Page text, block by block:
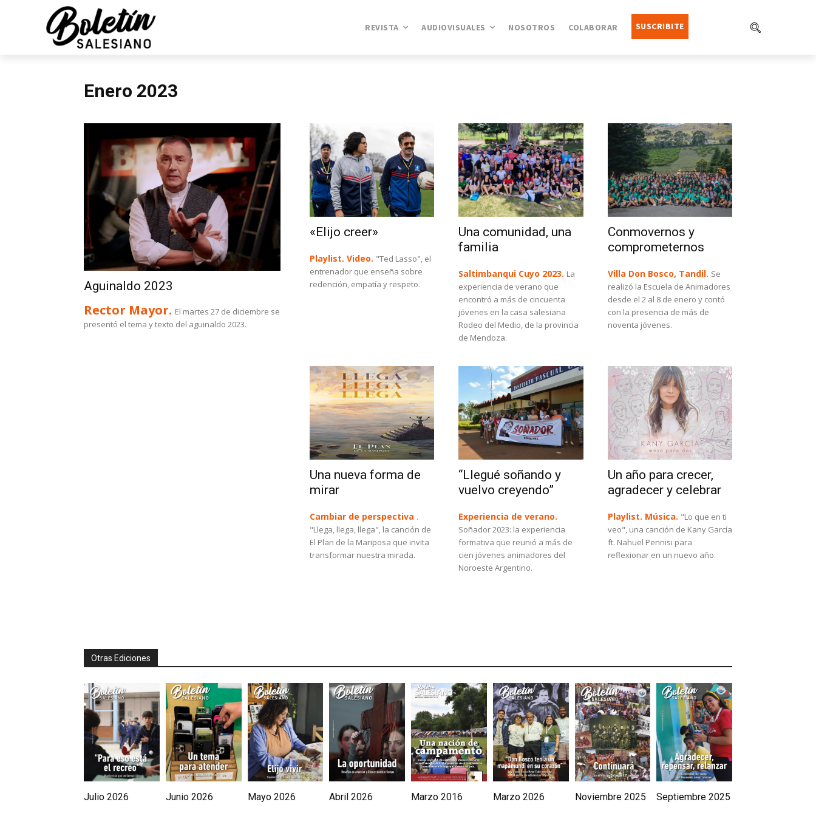
REVISTA AUDIOVISUALES NOSOTROS COLABORAR SUSCRIBITE
Enero 2023
Aguinaldo 2023
Rector Mayor. El martes 27 de diciembre se
presentó el tema y texto del aguinaldo 2023.
«Elijo creer»
Playlist. Video. "Ted Lasso", el
entrenador que enseña sobre
redención, empatía y respeto.
Una comunidad, una
familia
Saltimbanqui Cuyo 2023. La
experiencia de verano que
encontró a más de cincuenta
jóvenes en la casa salesiana
Rodeo del Medio, de la provincia
de Mendoza.
Conmovernos y
comprometernos
Villa Don Bosco, Tandil. Se
realizó la Escuela de Animadores
desde el 2 al 8 de enero y contó
con la presencia de más de
noventa jóvenes.
Una nueva forma de
mirar
Cambiar de perspectiva .
"Llega, llega, llega", la canción de
El Plan de la Mariposa que invita
transformar nuestra mirada.
“Llegué soñando y
vuelvo creyendo”
Experiencia de verano.
Soñador 2023: la experiencia
formativa que reunió a más de
cien jóvenes animadores del
Noroeste Argentino.
Un año para crecer,
agradecer y celebrar
Playlist. Música. "Lo que en ti
veo", una canción de Kany García
ft. Nahuel Pennisi para
reflexionar en un nuevo año.
Otras Ediciones
Julio 2026 Junio 2026 Mayo 2026 Abril 2026 Marzo 2016 Marzo 2026 Noviembre 2025 Septiembre 2025